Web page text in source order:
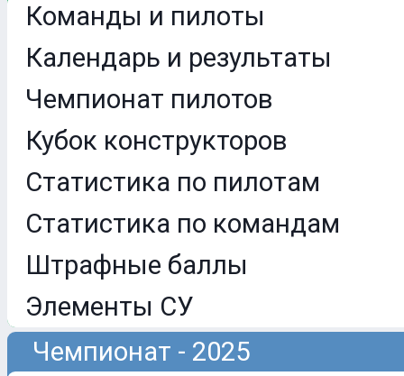
Команды и пилоты
Календарь и результаты
Чемпионат пилотов
Кубок конструкторов
Статистика по пилотам
Статистика по командам
Штрафные баллы
Элементы СУ
Чемпионат - 2025